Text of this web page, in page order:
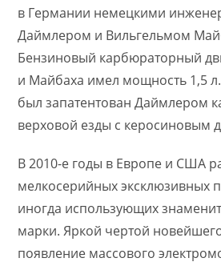
в Германии немецкими
Даймлером и Вильгельмом
Бензиновый карбюраторный
и Майбаха имел мощность 1,5
был запатентован Даймлером
верховой езды с керосиновым
В 2010-е годы в Европе и США
мелкосерийных эксклюзивных
иногда использующих
марки. Яркой чертой
появление массового